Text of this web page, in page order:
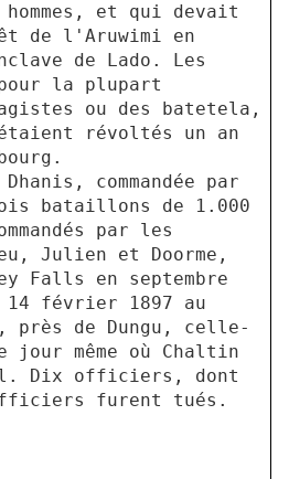
hommes, et qui devait
de l'Aruwimi en
de Lado. Les
la plupart
ou des batetela,
révoltés un an
commandée par
bataillons de 1.000
par les
Julien et Doorme,
Falls en septembre
février 1897 au
de Dungu, celle-
même où Chaltin
Dix officiers, dont
furent tués.